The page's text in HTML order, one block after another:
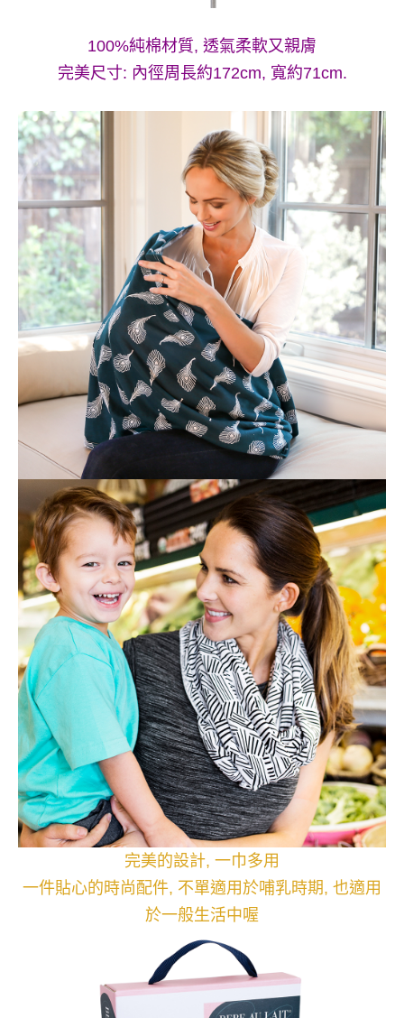
100%純棉材質, 透氣柔軟又親膚
完美尺寸: 內徑周長約172cm, 寬約71cm.
完美的設計, 一巾多用
一件貼心的時尚配件, 不單適用於哺乳時期, 也適用
於一般生活中喔